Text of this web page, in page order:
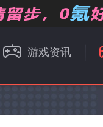
游戏资讯